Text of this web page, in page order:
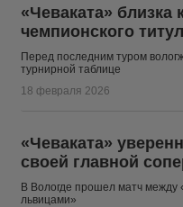
«Чеваката»
чемпионского
Перед последним туром
турнирной таблице
18 февраля 2026
«Чеваката»
своей главной
В Вологде прошел матч между
львицами»